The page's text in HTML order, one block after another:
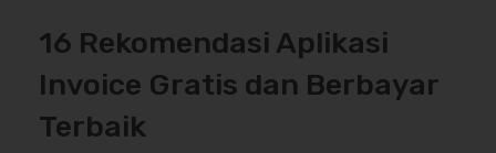
16 Rekomendasi Aplikasi
Invoice Gratis dan Berbayar
Terbaik